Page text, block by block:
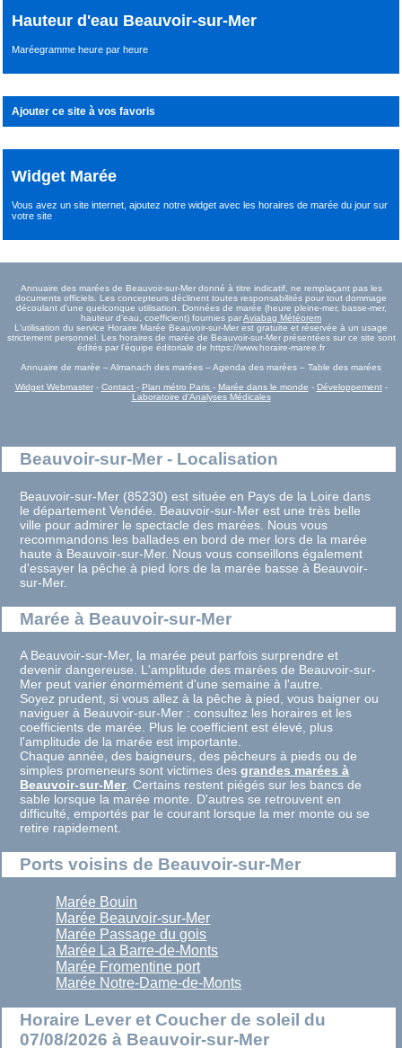
Hauteur d'eau Beauvoir-sur-Mer
Maréegramme heure par heure
Ajouter ce site à vos favoris
Widget Marée
Vous avez un site internet,ajoutez notre widget avec les horaires de marée du joursur
votre site
Annuaire des marées de Beauvoir-sur-Mer donné à titre indicatif, ne remplaçant pas les
documents officiels. Les concepteurs déclinent toutes responsabilités pour tout dommage
découlant d'une quelconque utilisation. Données de marée (heure pleine-mer, basse-mer,
hauteur d'eau, coefficient) fournies parAviabag Météorem
L'utilisation du service Horaire Marée Beauvoir-sur-Mer est gratuite et réservée à un usage
strictement personnel. Les horaires de marée de Beauvoir-sur-Mer présentées sur ce site sont
édités par l'équipe éditoriale de https://www.horaire-maree.fr
Annuaire de marée – Almanach des marées – Agenda des marées – Table des marées
Widget Webmaster- Contact - Plan métro Paris - Marée dans le monde - Développement-
Laboratoire d'Analyses Médicales
Beauvoir-sur-Mer - Localisation
Beauvoir-sur-Mer (85230) est située en Pays de la Loire dans
le département Vendée. Beauvoir-sur-Mer est une très belle
ville pour admirer le spectacle des marées. Nous vous
recommandons les ballades en bord de mer lors de la marée
haute à Beauvoir-sur-Mer. Nous vous conseillons également
d'essayer la pêche à pied lors de la marée basse à Beauvoir-
sur-Mer.
Marée à Beauvoir-sur-Mer
A Beauvoir-sur-Mer, la marée peut parfois surprendre et
devenir dangereuse. L'amplitude des marées de Beauvoir-sur-
Mer peut varier énormément d'une semaine à l'autre.
Soyez prudent, si vous allez à la pêche à pied, vous baigner ou
naviguer à Beauvoir-sur-Mer : consultez les horaires et les
coefficients de marée. Plus le coefficient est élevé, plus
l'amplitude de la marée est importante.
Chaque année, des baigneurs, des pêcheurs à pieds ou de
simples promeneurs sont victimes desgrandes marées à
Beauvoir-sur-Mer. Certains restent piégés sur les bancs de
sable lorsque la marée monte. D'autres se retrouvent en
difficulté, emportés par le courant lorsque la mer monte ou se
retire rapidement.
Ports voisins de Beauvoir-sur-Mer
Marée Bouin
Marée Beauvoir-sur-Mer
Marée Passage du gois
Marée La Barre-de-Monts
Marée Fromentine port
Marée Notre-Dame-de-Monts
Horaire Lever et Coucher de soleil du
07/08/2026 à Beauvoir-sur-Mer